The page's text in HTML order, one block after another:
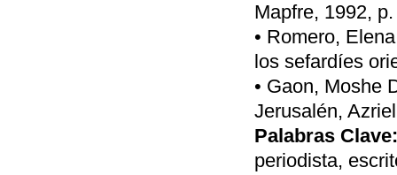
Mapfre, 1992,
• Romero,
los sefardíes
• Gaon, Moshe
Jerusalén,
Palabras Clave:
periodista,